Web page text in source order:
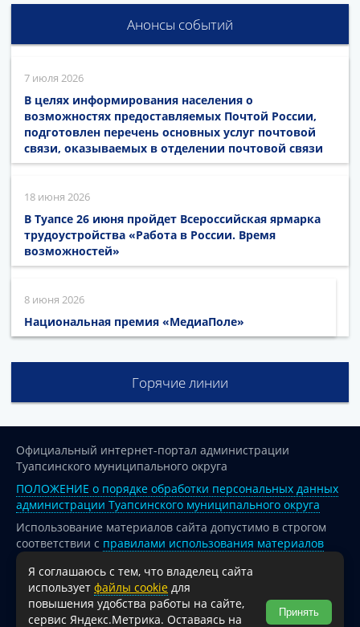
Анонсы событий
7 июля 2026
В целях информирования населения о
возможностях предоставляемых Почтой России,
подготовлен перечень основных услуг почтовой
связи, оказываемых в отделении почтовой связи
18 июня 2026
В Туапсе 26 июня пройдет Всероссийская ярмарка
трудоустройства «Работа в России. Время
возможностей»
8 июня 2026
Национальная премия «МедиаПоле»
Горячие линии
Официальный интернет-портал администрации
Туапсинского муниципального округа
ПОЛОЖЕНИЕ о порядке обработки персональных данных
администрации Туапсинского муниципального округа
Использование материалов сайта допустимо в строгом
соответствии с правилами использования материалов
опубликованных на сайте
При перепечатке и использовании информации ссылка
на источник обязательна.
Для сайтов и страниц сети Интернет обязательна
Я соглашаюсь с тем, что владелец сайта
использует файлы cookie для
повышения удобства работы на сайте,
сервис Яндекс.Метрика. Оставаясь на
Принять